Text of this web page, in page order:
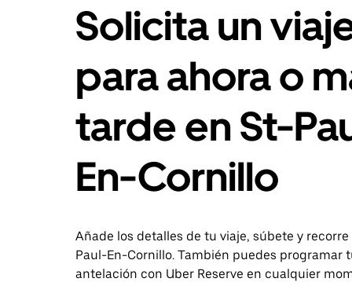
Solicita un
para ahora o
tarde en St-
En-Cornillo
Añade los detalles de tu viaje, súbete y
Paul-En-Cornillo. También puedes programar
antelación con Uber Reserve en cualquier